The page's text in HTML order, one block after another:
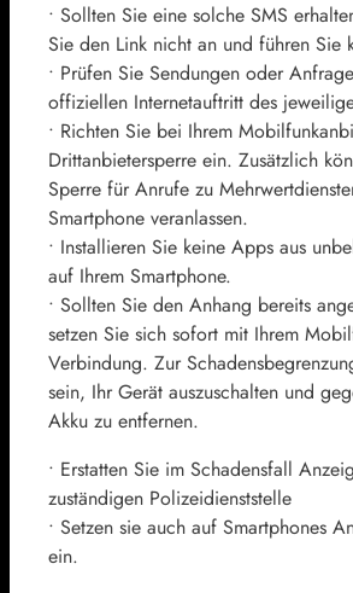
• Sollten Sie eine solche SMS
Sie den Link nicht an und führen Sie
• Prüfen Sie Sendungen oder
offiziellen Internetauftritt des
• Richten Sie bei Ihrem
Drittanbietersperre ein. Zusätzlich
Sperre für Anrufe zu
Smartphone veranlassen.
• Installieren Sie keine Apps aus
auf Ihrem Smartphone.
• Sollten Sie den Anhang bereits
setzen Sie sich sofort mit Ihrem
Verbindung. Zur
sein, Ihr Gerät auszuschalten und
Akku zu entfernen.
• Erstatten Sie im Schadensfall
zuständigen Polizeidienststelle
• Setzen sie auch auf Smartphones
ein.